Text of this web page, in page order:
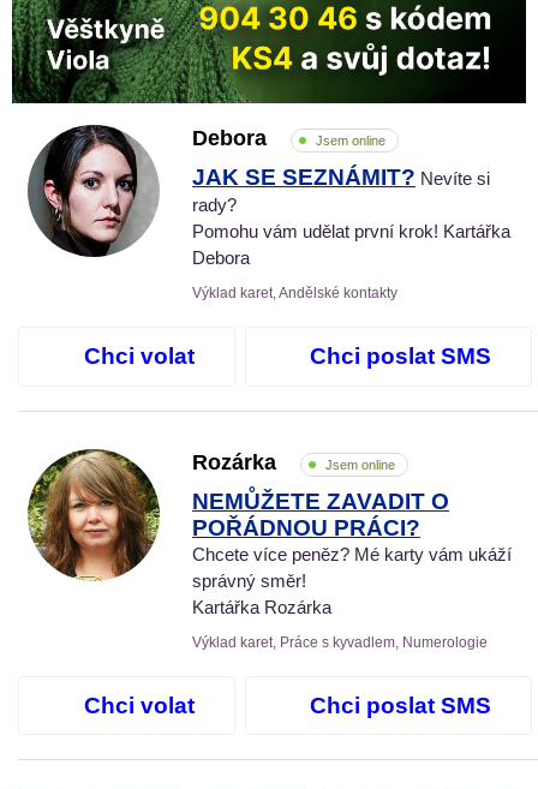
Debora Jsem online
JAK SE SEZNÁMIT? Nevíte si
rady?
Pomohu vám udělat první krok! Kartářka
Debora
Výklad karet, Andělské kontakty
Chci volat Chci poslat SMS
Rozárka Jsem online
NEMŮŽETE ZAVADIT O
POŘÁDNOU PRÁCI?
Chcete více peněz? Mé karty vám ukáží
správný směr!
Kartářka Rozárka
Výklad karet, Práce s kyvadlem, Numerologie
Chci volat Chci poslat SMS